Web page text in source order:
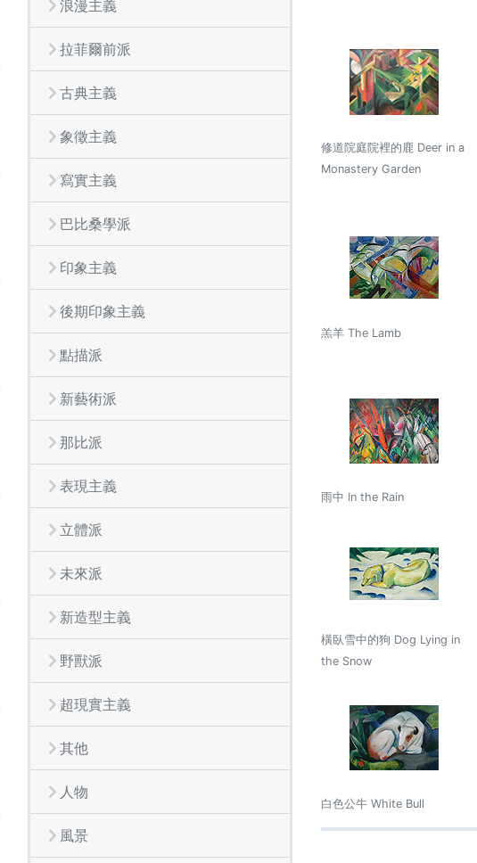
浪漫主義
拉菲爾前派
古典主義
象徵主義
寫實主義
巴比桑學派
印象主義
後期印象主義
點描派
新藝術派
那比派
表現主義
立體派
未來派
新造型主義
野獸派
超現實主義
其他
人物
風景
修道院庭院裡的鹿 Deer in a
Monastery Garden
羔羊 The Lamb
雨中 In the Rain
橫臥雪中的狗 Dog Lying in
the Snow
白色公牛 White Bull